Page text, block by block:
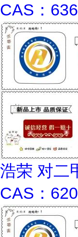
CAS：
浩荣 对二
CAS：